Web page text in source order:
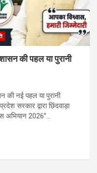
की पहल या पुरानी
की नई पहल या पुरानी
सरकार द्वारा छिंदवाड़ा
अभियान 2026”…